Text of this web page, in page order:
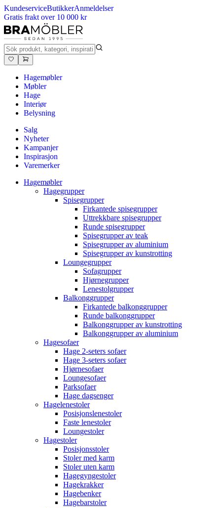
KundeserviceButikkerAnmeldelser
Gratis frakt over 10 000 kr
Hagemøbler
Møbler
Hage
Interiør
Belysning
Salg
Nyheter
Kampanjer
Inspirasjon
Varemerker
Hagemøbler
Hagegrupper
Spisegrupper
Firkantede spisegrupper
Uttrekkbare spisegrupper
Runde spisegrupper
Spisegrupper av teak
Spisegrupper av aluminium
Spisegrupper av kunstrotting
Loungegrupper
Sofagrupper
Hjørnegrupper
Lenestolgrupper
Balkonggrupper
Firkantede balkonggrupper
Runde balkonggrupper
Balkonggrupper av kunstrotting
Balkonggrupper av aluminium
Hagesofaer
Hage 2-seters sofaer
Hage 3-seters sofaer
Hjørnesofaer
Loungesofaer
Parksofaer
Hage dagsenger
Hagelenestoler
Posisjonslenestoler
Faste lenestoler
Loungestoler
Hagestoler
Posisjonsstoler
Stoler med karm
Stoler uten karm
Hagegyngestoler
Hagekrakker
Hagebenker
Hagebarstoler